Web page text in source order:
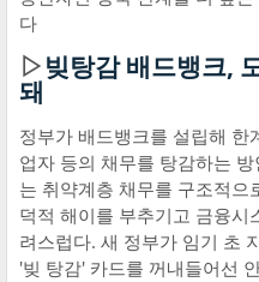
다
▷빚탕감 배드뱅크,
돼
정부가 배드뱅크를 설립해 한
업자 등의 채무를 탕감하는
는 취약계층 채무를 구조적으
덕적 해이를 부추기고 금융시
려스럽다. 새 정부가 임기 초
'빚 탕감' 카드를 꺼내들어선